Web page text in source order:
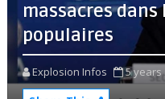
massacres
populaires
Explosion Infos
5 years